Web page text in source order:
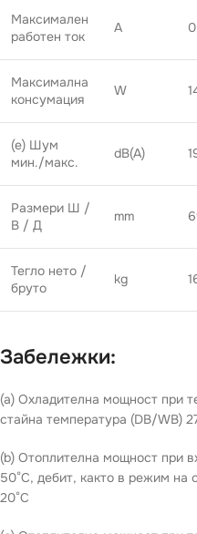
Максимален
работен ток
A
Максимална
консумация
W
(e) Шум
мин./макс.
dB(A)
Размери Ш /
В / Д
mm
Тегло нето /
бруто
kg
Забележки:
(a) Охладителна мощност при
стайна температура (DB/WB)
(b) Отоплителна мощност при
50°C, дебит, както в режим на
20°C